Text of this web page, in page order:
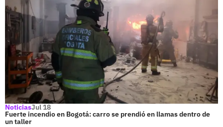
NoticiasJul 18
Fuerte incendio en Bogotá: carro se prendió en llamas dentro de
un taller